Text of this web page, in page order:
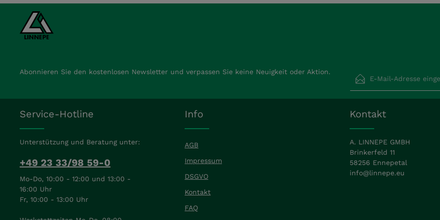
Abonnieren Sie den kostenlosen Newsletter und verpassen Sie keine Neuigkeit oder Aktion.
Datenschutz
Ich habe die
Pflichtfelder.
Service-Hotline
Unterstützung und Beratung unter:
+49 23 33/98 59-0
Mo-Do, 10:00 - 12:00 und 13:00 -
16:00 Uhr
Fr, 10:00 - 13:00 Uhr
Info
AGB
Impressum
DSGVO
Kontakt
FAQ
Kontakt
A. LINNEPE GMBH
Brinkerfeld 11
58256 Ennepetal
info@linnepe.eu